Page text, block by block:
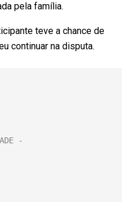
pela família.
teve a chance de
continuar na disputa.